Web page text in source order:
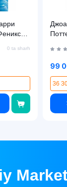
0 ta sharh
99
36